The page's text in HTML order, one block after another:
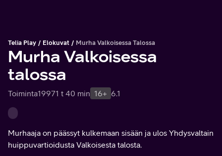
Telia Play Elokuvat Murha Valkoisessa Talossa
Murha Valkoisessa
talossa
Toiminta19971 t 40 min 16+ 6.1
Murhaaja on päässyt kulkemaan sisään ja ulos Yhdysvaltain
huippuvartioidusta Valkoisesta talosta.